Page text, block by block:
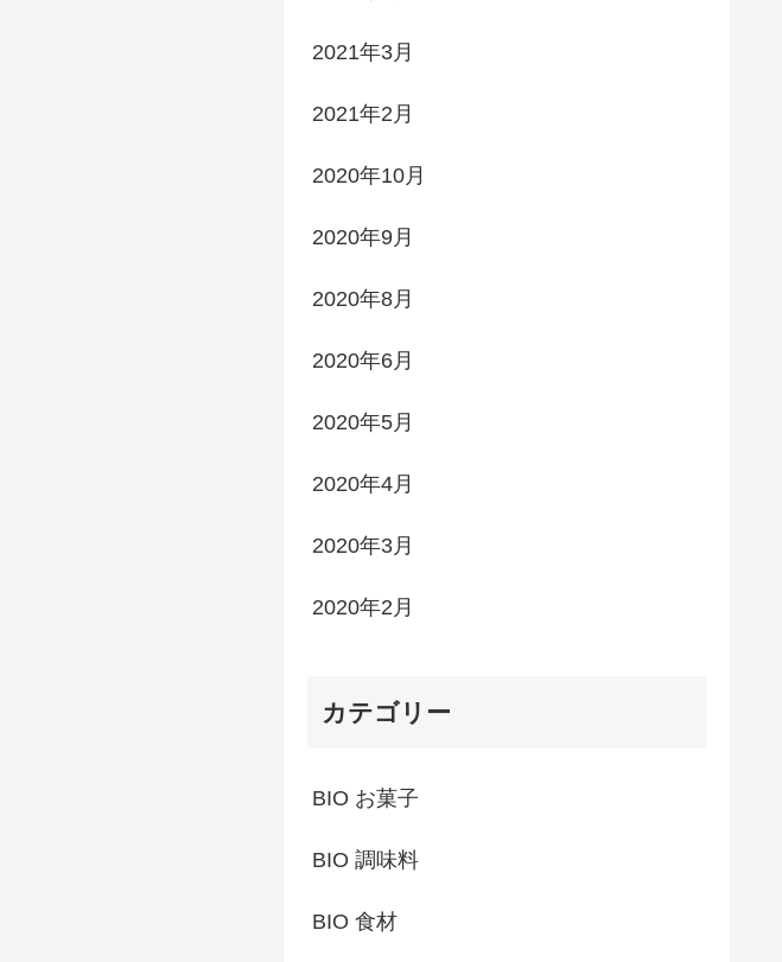
2021年3月
2021年2月
2020年10月
2020年9月
2020年8月
2020年6月
2020年5月
2020年4月
2020年3月
2020年2月
カテゴリー
BIO お菓子
BIO 調味料
BIO 食材